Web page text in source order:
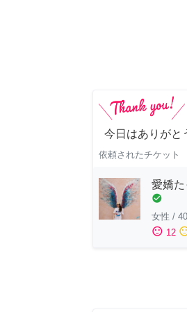
今日はありがと
依頼されたチケット
愛嬌
check_circle
女性 /
sentiment_satisfied 12